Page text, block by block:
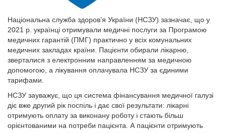
Національна служба здоров’я України (НСЗУ) зазначає, що у
2021 р. українці отримували медичні послуги за Програмою
медичних гарантій (ПМГ) практично у всіх комунальних
медичних закладах країни. Пацієнти обирали лікарню,
зверталися з електронним направленням за медичною
допомогою, а лікування оплачувала НСЗУ за єдиними
тарифами.
НСЗУ зауважує, що ця система фінансування медичної галузі
діє вже другий рік поспіль і дає свої результати: лікарні
отримують оплату за виконану роботу і стають більш
орієнтованими на потреби пацієнта. А пацієнти отримують